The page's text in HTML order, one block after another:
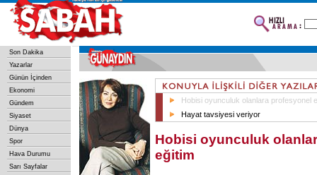
Son Dakika
Yazarlar
Günün İçinden
Ekonomi
Gündem
Siyaset
Dünya
Spor
Hava Durumu
Sarı Sayfalar
Hobisi oyunculuk olanlara profesyonel
Hayat tavsiyesi veriyor
Hobisi oyunculuk
eğitim